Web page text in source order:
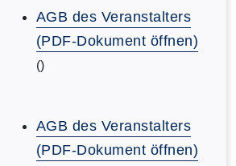
AGB des Veranstalters
(PDF-Dokument öffnen)
()
AGB des Veranstalters
(PDF-Dokument öffnen)